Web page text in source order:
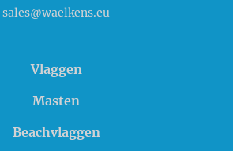
sales@waelkens.eu
Vlaggen
Masten
Beachvlaggen